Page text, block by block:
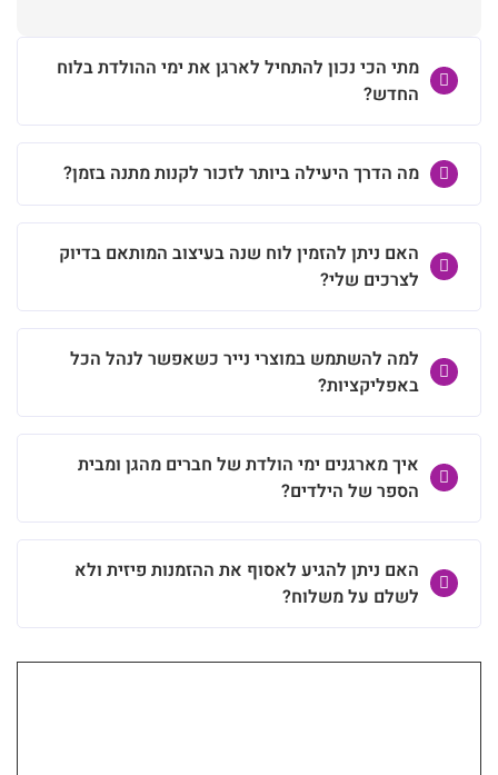
מתי הכי נכון להתחיל לארגן את ימי ההולדת בלוח
החדש?
מה הדרך היעילה ביותר לזכור לקנות מתנה בזמן?
האם ניתן להזמין לוח שנה בעיצוב המותאם בדיוק
לצרכים שלי?
למה להשתמש במוצרי נייר כשאפשר לנהל הכל
באפליקציות?
איך מארגנים ימי הולדת של חברים מהגן ומבית
הספר של הילדים?
האם ניתן להגיע לאסוף את ההזמנות פיזית ולא
לשלם על משלוח?